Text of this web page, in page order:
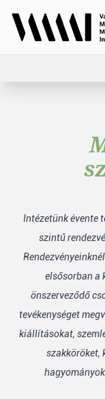
Intézetünk évente
szintű
elsősorban a
önszerveződő
tevékenységet
kiállításokat,
szakköröket,